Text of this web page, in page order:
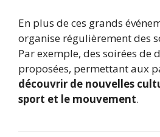
En plus de ces grands
organise régulièrement des
Par exemple, des soirées de
proposées, permettant aux
découvrir de nouvelles
sport et le mouvement.